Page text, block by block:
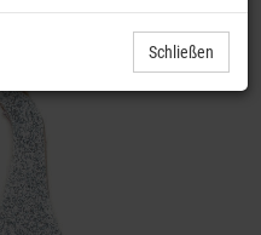
Schließen